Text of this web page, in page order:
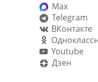
Max
Telegram
ВКонтакте
Youtube
Дзен